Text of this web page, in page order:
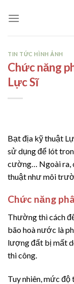
TIN TỨC HÌNH ẢNH
Chức năng
Lực Sĩ
Bạt địa kỹ thuật
sử dụng để lót
cường… Ngoài ra,
thuật như môi
Chức năng
Thường thì cách
bão hoà nước là
lượng đất bị mất
thi công.
Tuy nhiên, mức